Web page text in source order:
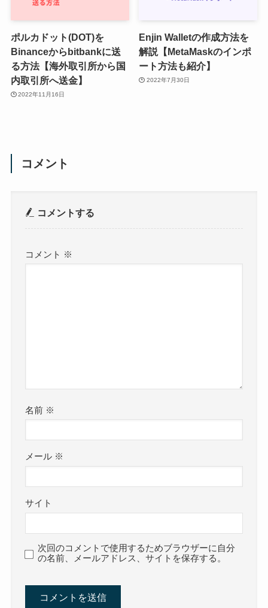
ポルカドット(DOT)を
Binanceからbitbankに送
る方法【海外取引所から国
内取引所へ送金】
2022年11月16日
Enjin Walletの作成方法を
解説【MetaMaskのインポ
ート方法も紹介】
2022年7月30日
コメント
コメントする
コメント ※
名前 ※
メール ※
サイト
次回のコメントで使用するためブラウザーに自分
の名前、メールアドレス、サイトを保存する。